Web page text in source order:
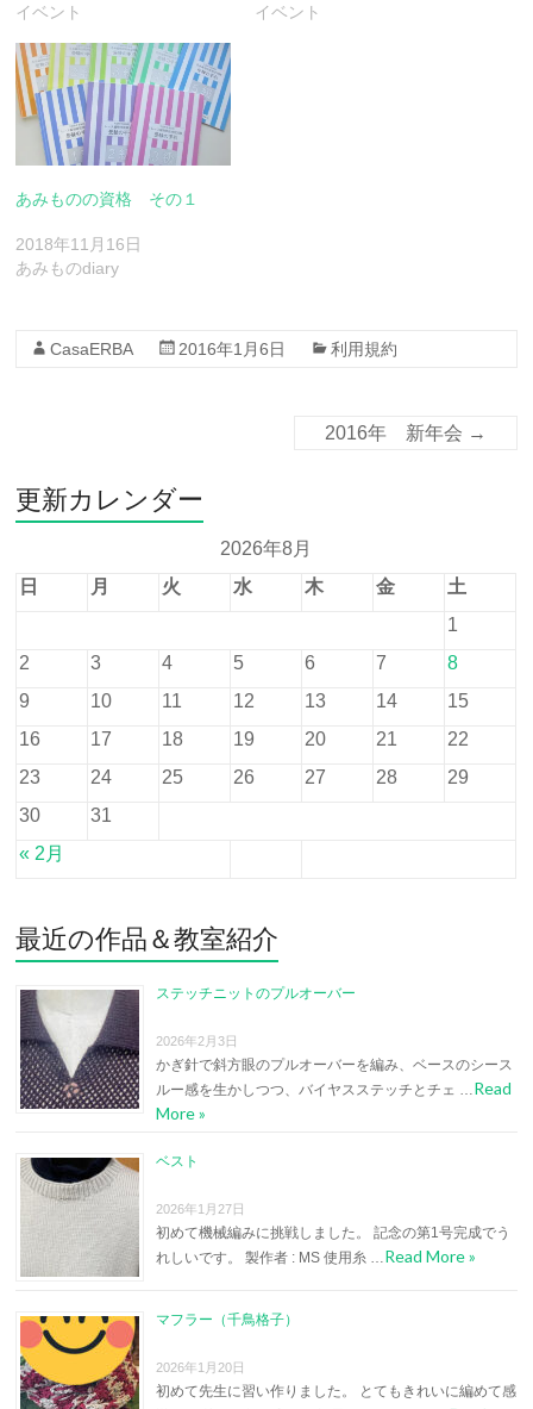
イベント
イベント
あみものの資格 その１
2018年11月16日
あみものdiary
CasaERBA 2016年1月6日 利用規約
2016年 新年会 →
更新カレンダー
2026年8月
日
月 火 水 木 金 土
« 2月
1
2
3 4 5 6 7
8
9
10 11 12 13 14
15
16
17 18 19 20 21
22
23
24 25 26 27 28
29
30
31
最近の作品＆教室紹介
ステッチニットのプルオーバー
2026年2月3日
かぎ針で斜方眼のプルオーバーを編み、ベースのシース
ルー感を生かしつつ、バイヤスステッチとチェ …Read
More »
ベスト
2026年1月27日
初めて機械編みに挑戦しました。 記念の第1号完成でう
れしいです。 製作者 : MS 使用糸 …Read More »
マフラー（千鳥格子）
2026年1月20日
初めて先生に習い作りました。 とてもきれいに編めて感